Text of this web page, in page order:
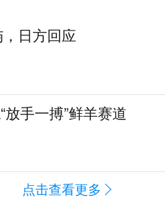
日方回应
放手一搏”鲜羊赛道
点击查看更多